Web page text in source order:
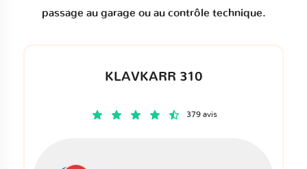
passage au garage ou au contrôle technique.
KLAVKARR 310
379 avis